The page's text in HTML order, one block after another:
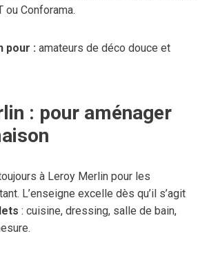
ou Conforama.
pour : amateurs de déco douce et
: pour aménager
à Leroy Merlin pour les
L’enseigne excelle dès qu’il s’agit
: cuisine, dressing, salle de bain,